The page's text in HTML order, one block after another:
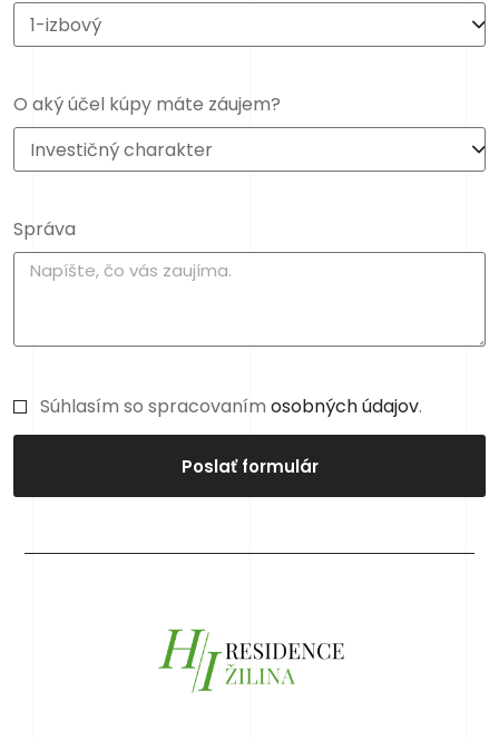
O aký účel kúpy máte záujem?
Správa
Súhlasím so spracovanímosobných údajov.
Poslať formulár